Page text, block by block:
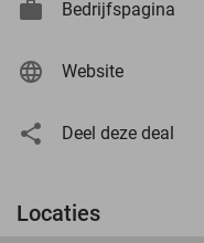
Bedrijfspagina
Website
Deel deze deal
Locaties